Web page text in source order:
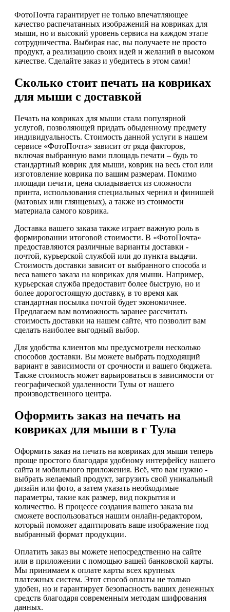
ФотоПочта гарантирует не только впечатляющее
качество распечатанных изображений на ковриках для
мыши, но и высокий уровень сервиса на каждом этапе
сотрудничества. Выбирая нас, вы получаете не просто
продукт, а реализацию своих идей и желаний в высоком
качестве. Сделайте заказ и убедитесь в этом сами!
Сколько стоит печать на ковриках
для мыши с доставкой
Печать на ковриках для мыши стала популярной
услугой, позволяющей придать обыденному предмету
индивидуальность. Стоимость данной услуги в нашем
сервисе «ФотоПочта» зависит от ряда факторов,
включая выбранную вами площадь печати – будь то
стандартный коврик для мыши, коврик на весь стол или
изготовление коврика по вашим размерам. Помимо
площади печати, цена складывается из сложности
принта, использования специальных чернил и финишей
(матовых или глянцевых), а также из стоимости
материала самого коврика.
Доставка вашего заказа также играет важную роль в
формировании итоговой стоимости. В «ФотоПочта»
предоставляются различные варианты доставки -
почтой, курьерской службой или до пункта выдачи.
Стоимость доставки зависит от выбранного способа и
веса вашего заказа на ковриках для мыши. Например,
курьерская служба предоставит более быструю, но и
более дорогостоящую доставку, в то время как
стандартная посылка почтой будет экономичнее.
Предлагаем вам возможность заранее рассчитать
стоимость доставки на нашем сайте, что позволит вам
сделать наиболее выгодный выбор.
Для удобства клиентов мы предусмотрели несколько
способов доставки. Вы можете выбрать подходящий
вариант в зависимости от срочности и вашего бюджета.
Также стоимость может варьироваться в зависимости от
географической удаленности Тулы от нашего
производственного центра.
Оформить заказ на печать на
ковриках для мыши в г Тула
Оформить заказ на печать на ковриках для мыши теперь
проще простого благодаря удобному интерфейсу нашего
сайта и мобильного приложения. Всё, что вам нужно -
выбрать желаемый продукт, загрузить свой уникальный
дизайн или фото, а затем указать необходимые
параметры, такие как размер, вид покрытия и
количество. В процессе создания вашего заказа вы
сможете воспользоваться нашим онлайн-редактором,
который поможет адаптировать ваше изображение под
выбранный формат продукции.
Оплатить заказ вы можете непосредственно на сайте
или в приложении с помощью вашей банковской карты.
Мы принимаем к оплате карты всех крупных
платежных систем. Этот способ оплаты не только
удобен, но и гарантирует безопасность ваших денежных
средств благодаря современным методам шифрования
данных.